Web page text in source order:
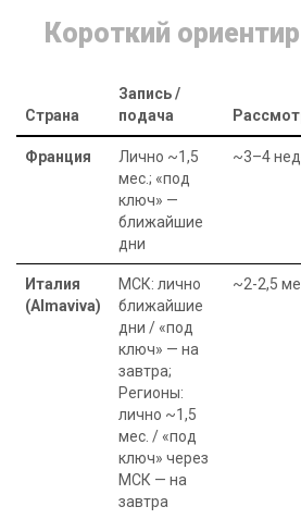
Короткий
Страна
Запись /
подача
Франция
Лично ~1,5
мес.; «под
ключ» —
ближайшие
дни
~3–4
Италия
(Almaviva)
МСК: лично
ближайшие
дни / «под
ключ» — на
завтра;
Регионы:
лично ~1,5
мес. / «под
ключ» через
МСК — на
завтра
~2-2,5